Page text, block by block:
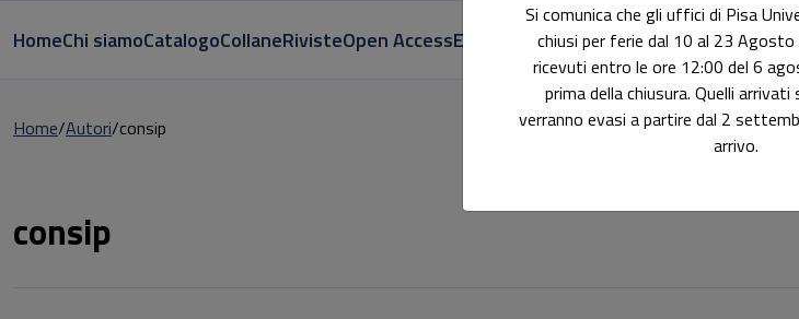
HomeChi siamoCatalogoCollaneRivisteOpen AccessE-book AccessibiliIn evidenzaPubblica
Home Autori consip
consip
Si comunica che gli uffici di Pisa
chiusi per ferie dal 10 al 23 Agosto
ricevuti entro le ore 12:00 del 6
prima della chiusura. Quelli
verranno evasi a partire dal 2
arrivo.